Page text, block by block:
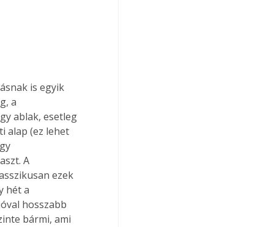
is egyik
a
ablak, esetleg
alap (ez lehet
A
ezek
hét a
hosszabb
bármi, ami